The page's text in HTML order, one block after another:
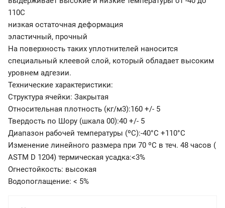
110С
низкая остаточная деформация
эластичный, прочный
На поверхность таких уплотнителей наносится
специальный клеевой слой, который обладает высоким
уровнем адгезии.
Технические характеристики:
Структура ячейки: Закрытая
Относительная плотность (кг/м3):160 +/- 5
Твердость по Шору (шкала 00):40 +/- 5
Диапазон рабочей температуры (ºС):-40°C +110°C
Изменение линейного размера при 70 ºС в теч. 48 часов (
ASTM D 1204) термическая усадка:<3%
Огнестойкость: высокая
Водопоглащение: < 5%